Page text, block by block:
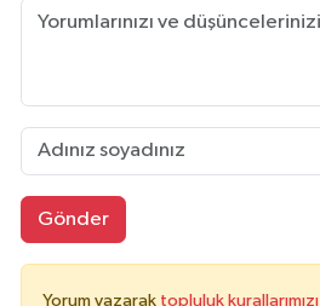
Gönder
Yorum yazarak topluluk kurallarımızı